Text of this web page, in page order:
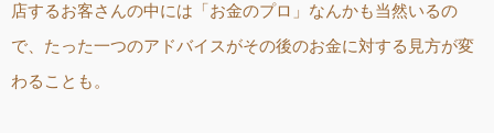
店するお客さんの中には「お金のプロ」なんかも当然いるの
で、たった一つのアドバイスがその後のお金に対する見方が変
わることも。